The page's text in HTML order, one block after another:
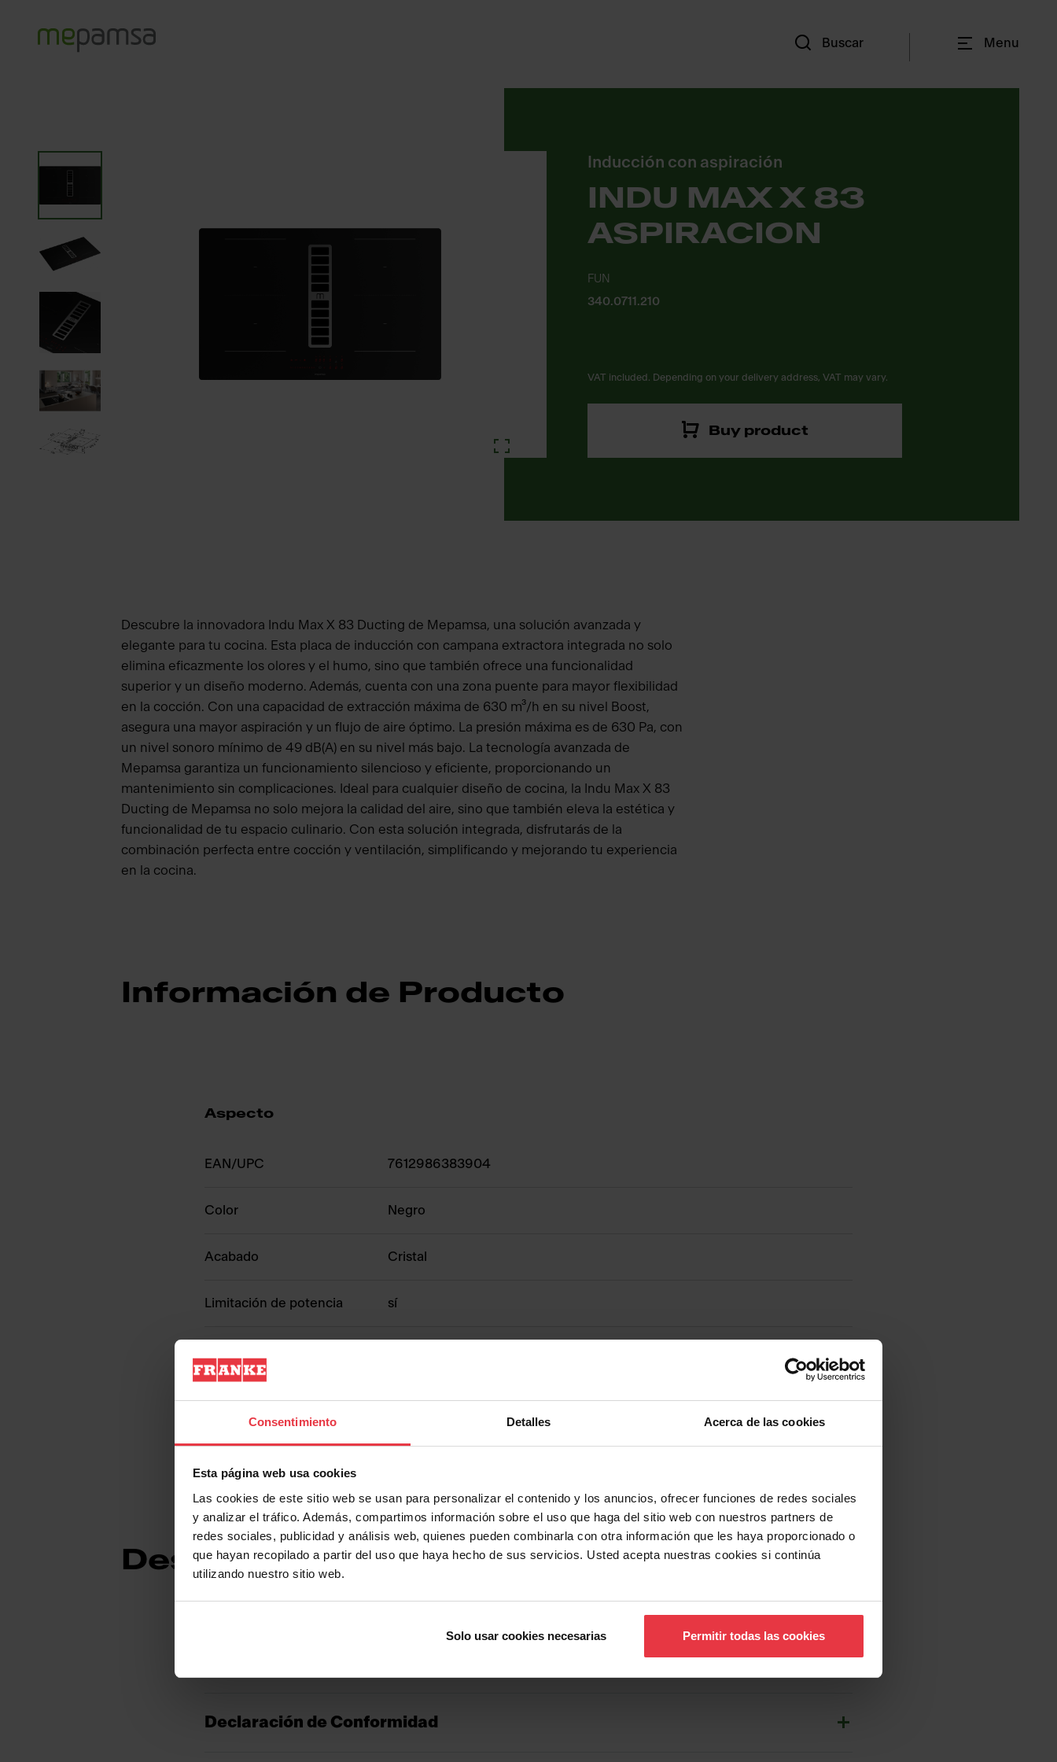
Consentimiento Detalles Acerca de las cookies
Esta página web usa cookies
Las cookies de este sitio web se usan para personalizar el contenido y los anuncios, ofrecer funciones de redes sociales
y analizar el tráfico. Además, compartimos información sobre el uso que haga del sitio web con nuestros partners de
redes sociales, publicidad y análisis web, quienes pueden combinarla con otra información que les haya proporcionado o
que hayan recopilado a partir del uso que haya hecho de sus servicios. Usted acepta nuestras cookies si continúa
utilizando nuestro sitio web.
Solo usar cookies necesarias Permitir todas las cookies
Buscar Menu
Productos
Inducción con aspiración
INDU MAX X 83
ASPIRACION
FUN
340.0711.210
VAT included. Depending on your delivery address, VAT may vary.
Buy product
Descubre la innovadora Indu Max X 83 Ducting de Mepamsa, una solución avanzada y
elegante para tu cocina. Esta placa de inducción con campana extractora integrada no solo
elimina eficazmente los olores y el humo, sino que también ofrece una funcionalidad
superior y un diseño moderno. Además, cuenta con una zona puente para mayor flexibilidad
en la cocción. Con una capacidad de extracción máxima de 630 m³/h en su nivel Boost,
asegura una mayor aspiración y un flujo de aire óptimo. La presión máxima es de 630 Pa, con
un nivel sonoro mínimo de 49 dB(A) en su nivel más bajo. La tecnología avanzada de
Mepamsa garantiza un funcionamiento silencioso y eficiente, proporcionando un
mantenimiento sin complicaciones. Ideal para cualquier diseño de cocina, la Indu Max X 83
Ducting de Mepamsa no solo mejora la calidad del aire, sino que también eleva la estética y
funcionalidad de tu espacio culinario. Con esta solución integrada, disfrutarás de la
combinación perfecta entre cocción y ventilación, simplificando y mejorando tu experiencia
en la cocina.
Información de Producto
Aspecto
EAN/UPC 7612986383904
Color Negro
Acabado Cristal
Limitación de potencia sí
Descargas
Declaración de Conformidad